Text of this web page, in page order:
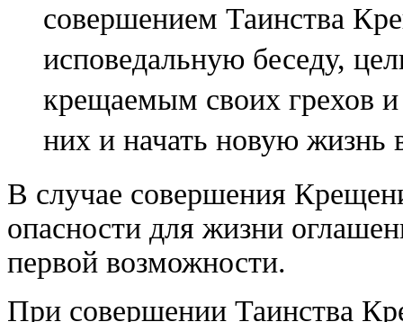
совершением Таинства
исповедальную беседу,
крещаемым своих грехов и
них и начать новую
В случае совершения
опасности для жизни
первой возможности.
При совершении Таинства